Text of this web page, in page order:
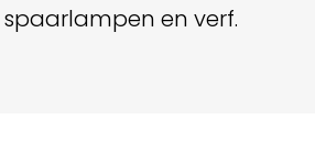
spaarlampen en verf.